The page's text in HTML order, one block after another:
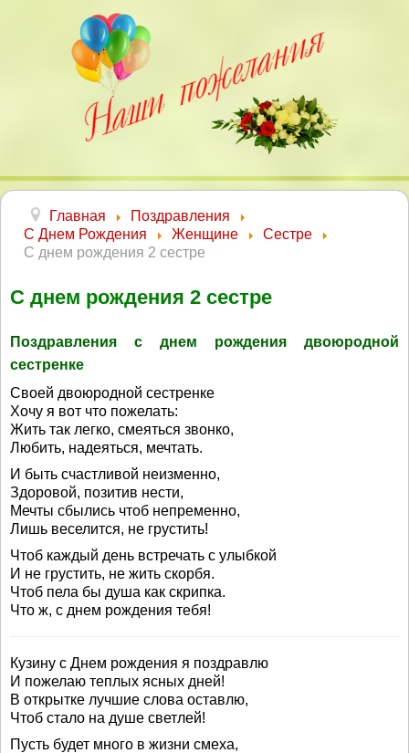
Главная
Поздравления
С Днем Рождения
Женщине
Сестре
С днем рождения 2 сестре
С днем рождения 2 сестре
Поздравления с днем рождения двоюродной
сестренке
Своей двоюродной сестренке
Хочу я вот что пожелать:
Жить так легко, смеяться звонко,
Любить, надеяться, мечтать.
И быть счастливой неизменно,
Здоровой, позитив нести,
Мечты сбылись чтоб непременно,
Лишь веселится, не грустить!
Чтоб каждый день встречать с улыбкой
И не грустить, не жить скорбя.
Чтоб пела бы душа как скрипка.
Что ж, с днем рождения тебя!
Кузину с Днем рождения я поздравлю
И пожелаю теплых ясных дней!
В открытке лучшие слова оставлю,
Чтоб стало на душе светлей!
Пусть будет много в жизни смеха,